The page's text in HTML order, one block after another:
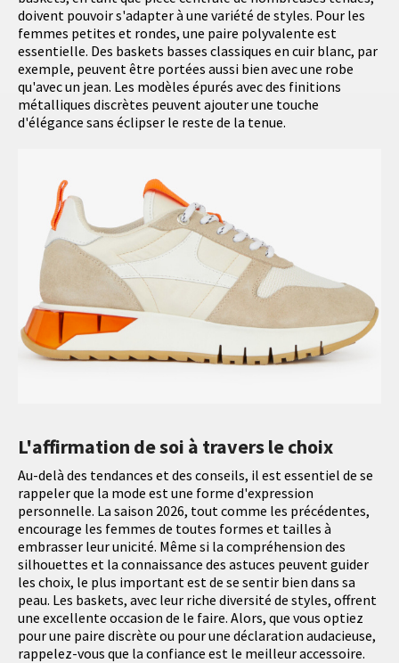
doivent pouvoir s'adapter à une variété de styles. Pour les
femmes petites et rondes, une paire polyvalente est
essentielle. Des baskets basses classiques en cuir blanc, par
exemple, peuvent être portées aussi bien avec une robe
qu'avec un jean. Les modèles épurés avec des finitions
métalliques discrètes peuvent ajouter une touche
d'élégance sans éclipser le reste de la tenue.
L'affirmation de soi à travers le choix
Au-delà des tendances et des conseils, il est essentiel de se
rappeler que la mode est une forme d'expression
personnelle. La saison 2026, tout comme les précédentes,
encourage les femmes de toutes formes et tailles à
embrasser leur unicité. Même si la compréhension des
silhouettes et la connaissance des astuces peuvent guider
les choix, le plus important est de se sentir bien dans sa
peau. Les baskets, avec leur riche diversité de styles, offrent
une excellente occasion de le faire. Alors, que vous optiez
pour une paire discrète ou pour une déclaration audacieuse,
rappelez-vous que la confiance est le meilleur accessoire.